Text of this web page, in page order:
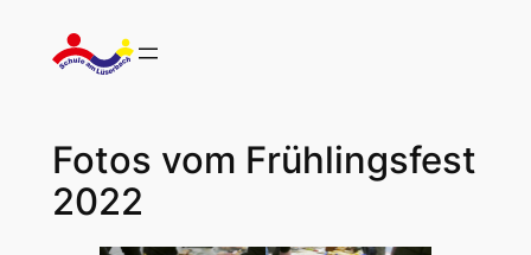
Inhalt
springen
Fotos vom Frühlingsfest
2022